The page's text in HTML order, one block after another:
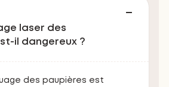
laser des
il dangereux ?
des paupières est